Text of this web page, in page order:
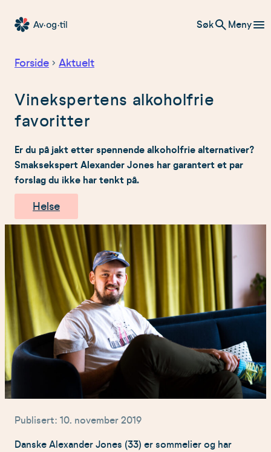
Av-
til
Søk Meny
Forside Aktuelt
Vinekspertens alkoholfrie
favoritter
Er du på jakt etter spennende alkoholfrie alternativer?
Smaksekspert Alexander Jones har garantert et par
forslag du ikke har tenkt på.
Helse
Publisert: 10. november 2019
Danske Alexander Jones (33) er sommelier og har